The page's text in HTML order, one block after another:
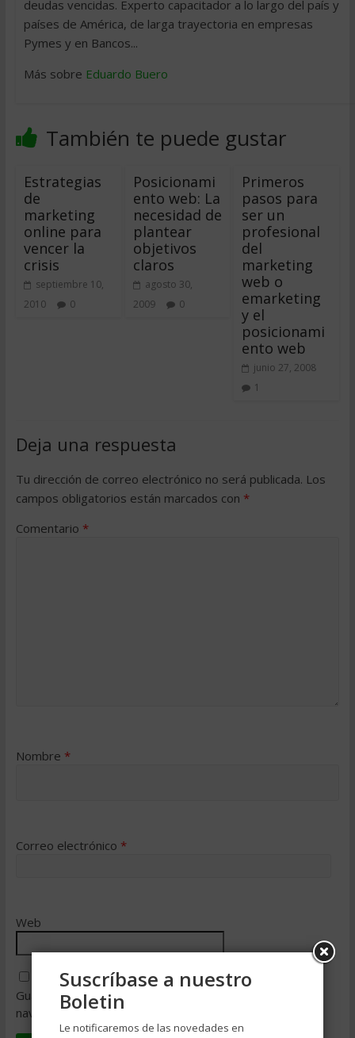
deudas vencidas. Experto capacitador a lo largo del país y
países de América, de larga trayectoria en empresas
Pymes y en Bancos...
Más sobre Eduardo Buero
También te puede gustar
Estrategias
de
marketing
online para
vencer la
crisis
septiembre 10,
2010
0
Posicionami
ento web: La
necesidad de
plantear
objetivos
claros
agosto 30,
2009
0
Primeros
pasos para
ser un
profesional
del
marketing
web o
emarketing
y el
posicionami
ento web
junio 27, 2008
1
Deja una respuesta
Tu dirección de correo electrónico no será publicada. Los
campos obligatorios están marcados con *
Comentario *
Nombre *
Correo electrónico *
Web
Guarda mi nombre, correo electrónico y web en este
navegador para la próxima vez que comente.
Suscríbase a nuestro
Boletin
Le notificaremos de las novedades en